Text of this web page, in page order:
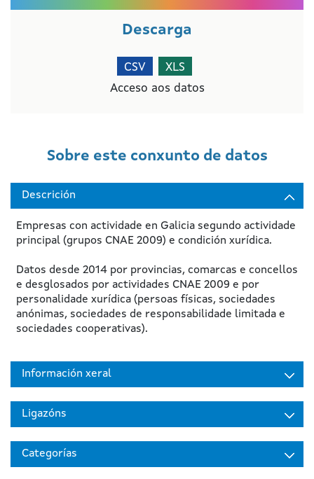
Descarga
CSV
XLS
Acceso aos datos
Sobre este conxunto de datos
Descrición
Empresas con actividade en Galicia segundo actividade
principal (grupos CNAE 2009) e condición xurídica.
Datos desde 2014 por provincias, comarcas e concellos
e desglosados por actividades CNAE 2009 e por
personalidade xurídica (persoas físicas, sociedades
anónimas, sociedades de responsabilidade limitada e
sociedades cooperativas).
Información xeral
Ligazóns
Categorías